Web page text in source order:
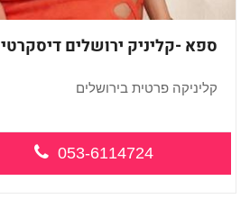
ספא -קליניק ירושלים דיסקרטי
קליניקה פרטית בירושלים
053-6114724